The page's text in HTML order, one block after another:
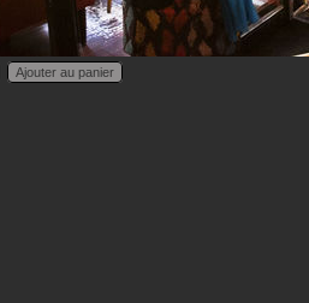
Ajouter au panier